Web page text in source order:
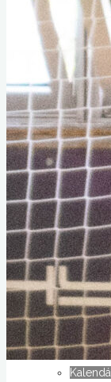
Sezóny
Sezóny
Galéria
Kalendár akcií